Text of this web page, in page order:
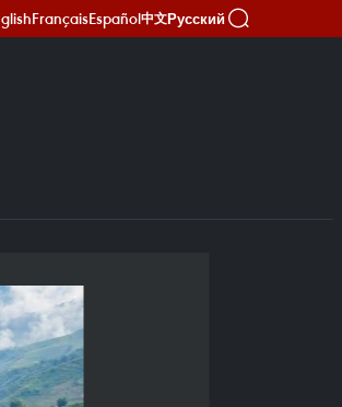
FrançaisEspañol中文Русский